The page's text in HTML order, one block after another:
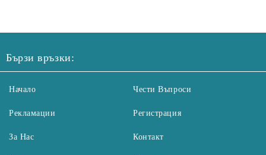
Бързи връзки:
Начало
Рекламации
За Нас
Чести Въпроси
Регистрация
Контакт